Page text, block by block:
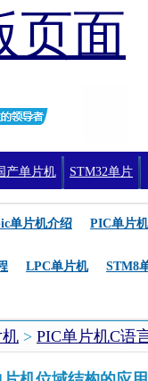
页面
产单片机 STM32单片
单片机介绍
PIC单片
LPC单片机
STM8
机 > PIC单片机C语